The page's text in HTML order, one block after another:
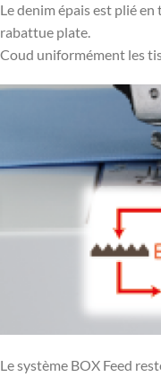
Le denim épais est plié
rabattue plate.
Coud uniformément les
Le système BOX Feed